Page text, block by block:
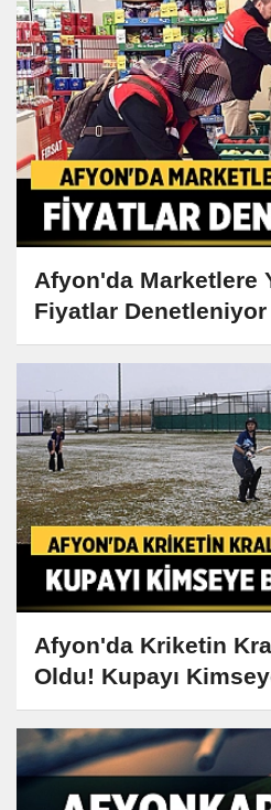
Afyon'da Marketlere
Fiyatlar Denetleniyor
Afyon'da Kriketin
Oldu! Kupayı